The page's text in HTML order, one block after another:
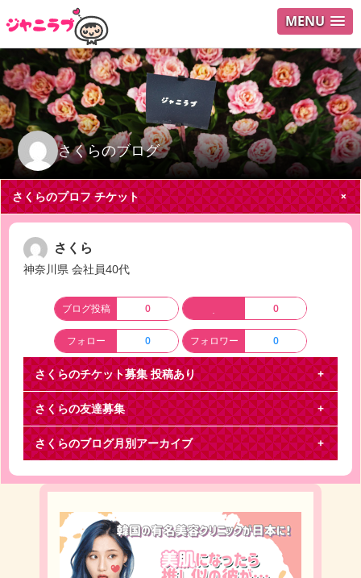
MENU
さくらのブログ
ログイ
ユーザ
Search
さくらのプロフチケット
さくら
神奈川県 会社員40代
ブログ投稿 0 0
フォロー 0 フォロワー 0
さくらのチケット募集投稿あり
Kis-My-Ft2
『キスマイ I SCREAM 東京ドーム』【譲】8/6 22ゲ
ート バクステ 23～26通路 下段（
さくらの友達募集
さくらのブログ月別アーカイブ